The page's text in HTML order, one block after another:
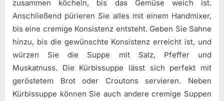
zusammen köcheln, bis das Gemüse weich ist.
Anschließend pürieren Sie alles mit einem Handmixer,
bis eine cremige Konsistenz entsteht. Geben Sie Sahne
hinzu, bis die gewünschte Konsistenz erreicht ist, und
würzen Sie die Suppe mit Salz, Pfeffer und
Muskatnuss. Die Kürbissuppe lässt sich perfekt mit
geröstetem Brot oder Croutons servieren. Neben
Kürbissuppe können Sie auch andere cremige Suppen